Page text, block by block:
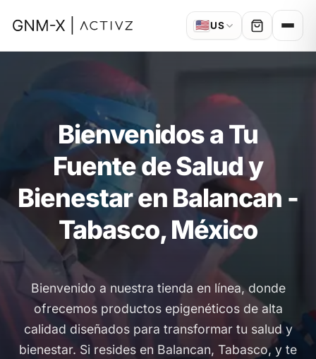
🇺🇸US
Bienvenidos a Tu
Fuente de Salud y
Bienestar en Balancan -
Tabasco, México
Bienvenido a nuestra tienda en línea, donde
ofrecemos productos epigenéticos de alta
calidad diseñados para transformar tu salud y
bienestar. Si resides en Balancan, Tabasco, y te